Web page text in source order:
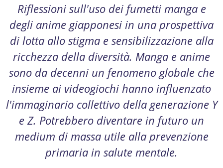
Riflessioni sull'uso dei fumetti manga e
degli anime giapponesi in una prospettiva
di lotta allo stigma e sensibilizzazione alla
ricchezza della diversità. Manga e anime
sono da decenni un fenomeno globale che
insieme ai videogiochi hanno influenzato
l'immaginario collettivo della generazione Y
e Z. Potrebbero diventare in futuro un
medium di massa utile alla prevenzione
primaria in salute mentale.